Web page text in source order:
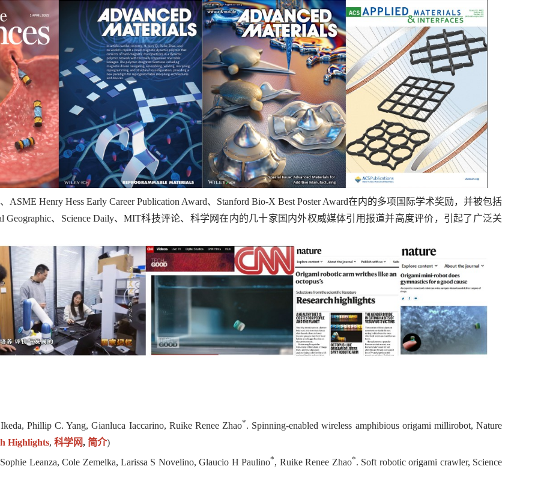
Henry Hess Early Career Publication Award、Stanford Bio-X Best Poster Award在内的多项国际学术奖励，并被包括
Geographic、Science Daily、MIT科技评论、科学网在内的几十家国内外权威媒体引用报道并高度评价，引起了广泛关
Phillip C. Yang, Gianluca Iaccarino, Ruike Renee Zhao*. Spinning-enabled wireless amphibious origami millirobot,Nature
Highlights, 科学网, 简介)
Leanza, Cole Zemelka, Larissa S Novelino, Glaucio H Paulino*, Ruike Renee Zhao*. Soft robotic origami crawler, Science